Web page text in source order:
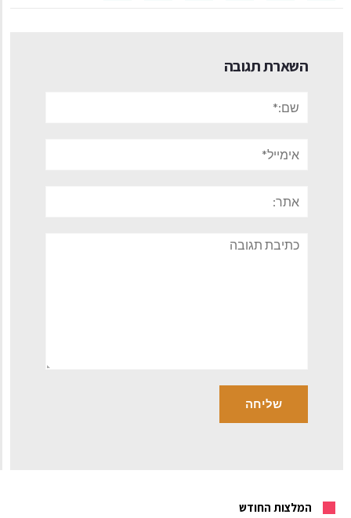
השארת תגובה
תגובה
המלצות החודש